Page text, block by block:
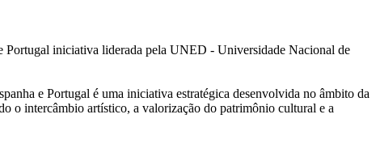
Portugal iniciativa liderada pela UNED - Universidade Nacional de
e Portugal é uma iniciativa estratégica desenvolvida no âmbito da
o intercâmbio artístico, a valorização do patrimônio cultural e a